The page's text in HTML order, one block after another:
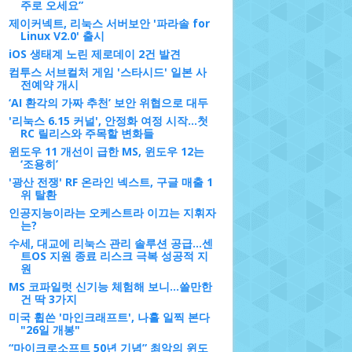
주로 오세요”
제이커넥트, 리눅스 서버보안 '파라솔 for
Linux V2.0' 출시
iOS 생태계 노린 제로데이 2건 발견
컴투스 서브컬처 게임 '스타시드' 일본 사
전예약 개시
‘AI 환각의 가짜 추천’ 보안 위협으로 대두
'리눅스 6.15 커널', 안정화 여정 시작…첫
RC 릴리스와 주목할 변화들
윈도우 11 개선이 급한 MS, 윈도우 12는
‘조용히’
'광산 전쟁' RF 온라인 넥스트, 구글 매출 1
위 탈환
인공지능이라는 오케스트라 이끄는 지휘자
는?
수세, 대교에 리눅스 관리 솔루션 공급…센
트OS 지원 종료 리스크 극복 성공적 지
원
MS 코파일럿 신기능 체험해 보니…쓸만한
건 딱 3가지
미국 휩쓴 '마인크래프트', 나흘 일찍 본다
"26일 개봉"
“마이크로소프트 50년 기념” 최악의 윈도